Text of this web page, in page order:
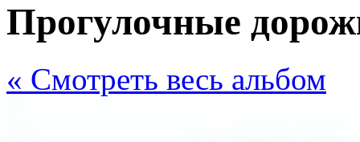
Прогулочные
« Cмотреть весь альбом